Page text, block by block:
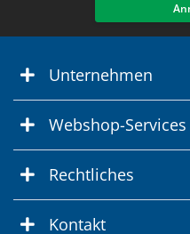
Unternehmen
Webshop-Services
Rechtliches
Kontakt